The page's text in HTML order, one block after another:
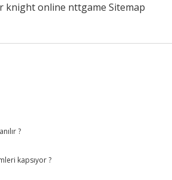
knight online nttgame Sitemap
?
kapsıyor ?